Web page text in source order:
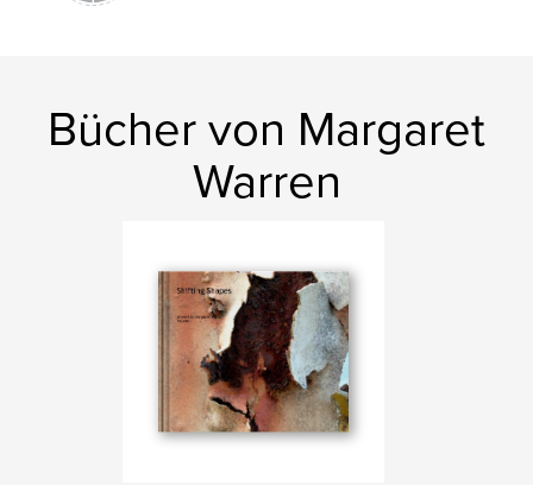
Bücher von Margaret
Warren